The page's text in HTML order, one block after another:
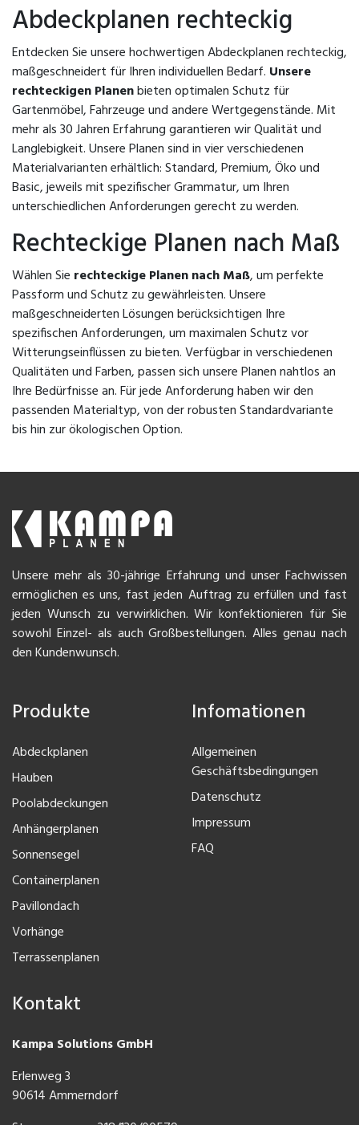
Abdeckplanen rechteckig
Entdecken Sie unsere hochwertigen Abdeckplanen rechteckig,
maßgeschneidert für Ihren individuellen Bedarf. Unsere
rechteckigen Planenbieten optimalen Schutz für
Gartenmöbel, Fahrzeuge und andere Wertgegenstände. Mit
mehr als 30 Jahren Erfahrung garantieren wir Qualität und
Langlebigkeit. Unsere Planen sind in vier verschiedenen
Materialvarianten erhältlich: Standard, Premium, Öko und
Basic, jeweils mit spezifischer Grammatur, um Ihren
unterschiedlichen Anforderungen gerecht zu werden.
Rechteckige Planen nach Maß
Wählen Sie rechteckige Planen nach Maß, um perfekte
Passform und Schutz zu gewährleisten. Unsere
maßgeschneiderten Lösungen berücksichtigen Ihre
spezifischen Anforderungen, um maximalen Schutz vor
Witterungseinflüssen zu bieten. Verfügbar in verschiedenen
Qualitäten und Farben, passen sich unsere Planen nahtlos an
Ihre Bedürfnisse an. Für jede Anforderung haben wir den
passenden Materialtyp, von der robusten Standardvariante
bis hin zur ökologischen Option.
Unsere mehr als 30-jährige Erfahrung und unser Fachwissen
ermöglichen es uns, fast jeden Auftrag zu erfüllen und fast
jeden Wunsch zu verwirklichen. Wir konfektionieren für Sie
sowohl Einzel- als auch Großbestellungen. Alles genau nach
den Kundenwunsch.
Produkte
Abdeckplanen
Hauben
Poolabdeckungen
Anhängerplanen
Sonnensegel
Containerplanen
Pavillondach
Vorhänge
Terrassenplanen
Infomationen
Allgemeinen
Geschäftsbedingungen
Datenschutz
Impressum
FAQ
Kontakt
Kampa Solutions GmbH
Erlenweg 3
90614 Ammerndorf